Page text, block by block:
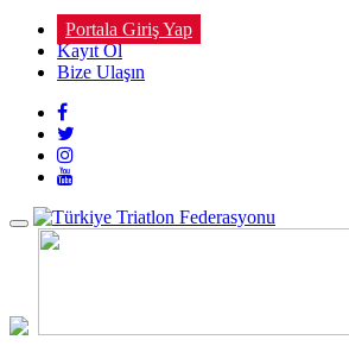
Portala Giriş Yap
Kayıt Ol
Bize Ulaşın
Toggle
navigation